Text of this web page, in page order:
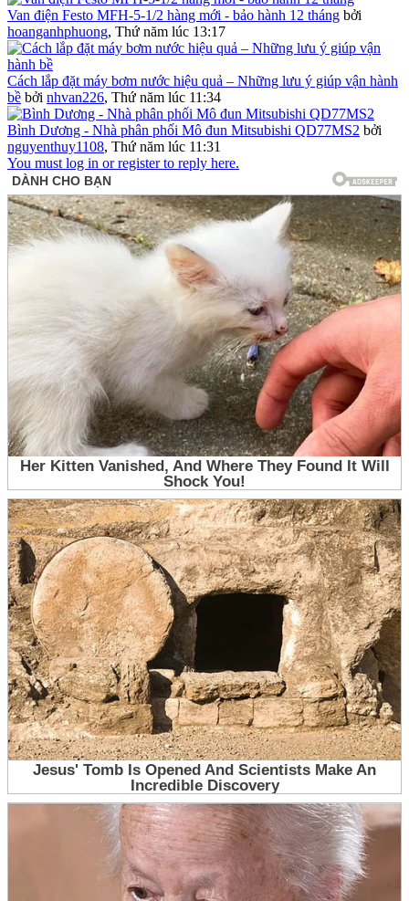
Van điện Festo MFH-5-1/2 hàng mới - bảo hành 12 tháng bởi
hoanganhphuong, Thứ năm lúc 13:17
Cách lắp đặt máy bơm nước hiệu quả – Những lưu ý giúp vận hành
bề bởi nhvan226, Thứ năm lúc 11:34
Bình Dương - Nhà phân phối Mô đun Mitsubishi QD77MS2 bởi
nguyenthuy1108, Thứ năm lúc 11:31
You must log in or register to reply here.